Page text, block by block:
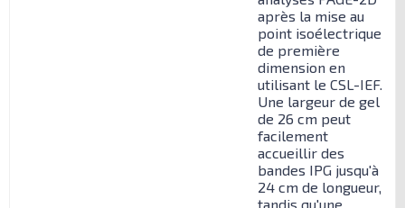
après la mise au
point isoélectrique
de première
dimension en
utilisant le CSL-IEF.
Une largeur de gel
de 26 cm peut
facilement
accueillir des
bandes IPG jusqu'à
24 cm de longueur,
tandis qu'une